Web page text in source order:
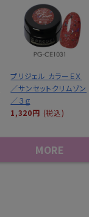
プリジェル カラーＥＸ
／サンセットクリムゾン
／３ｇ
1,320円 (税込)
MORE